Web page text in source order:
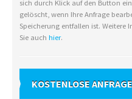
sich durch Klick auf den Button
gelöscht, wenn Ihre Anfrage
Speicherung entfallen ist.
Sie auch hier.